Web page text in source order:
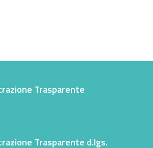
Trasparente
Trasparente d.lgs.